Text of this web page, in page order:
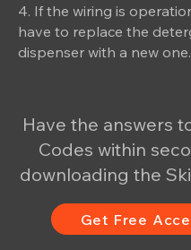
4. If the wiring is
have to replace the
dispenser with a new one.
Have the answers
Codes within
downloading the
Get Free